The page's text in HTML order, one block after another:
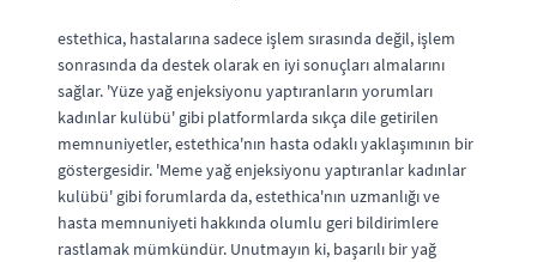
estethica, hastalarına sadece işlem sırasında değil, işlem
sonrasında da destek olarak en iyi sonuçları almalarını
sağlar. 'Yüze yağ enjeksiyonu yaptıranların yorumları
kadınlar kulübü' gibi platformlarda sıkça dile getirilen
memnuniyetler, estethica'nın hasta odaklı yaklaşımının bir
göstergesidir. 'Meme yağ enjeksiyonu yaptıranlar kadınlar
kulübü' gibi forumlarda da, estethica'nın uzmanlığı ve
hasta memnuniyeti hakkında olumlu geri bildirimlere
rastlamak mümkündür. Unutmayın ki, başarılı bir yağ